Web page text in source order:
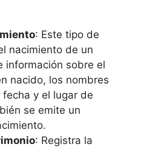
: Este tipo de
nacimiento de un
información sobre el
nacido, los nombres
y el lugar de
se emite un
: Registra la